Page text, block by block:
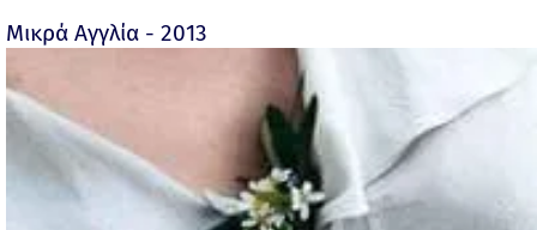
Μικρά Αγγλία - 2013